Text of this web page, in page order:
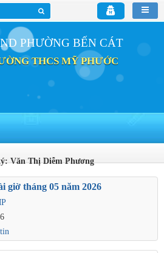
PHƯỜNG BẾN CÁT
THCS MỸ PHƯỚC
Văn Thị Diễm Phương
giờ tháng 05 năm 2026